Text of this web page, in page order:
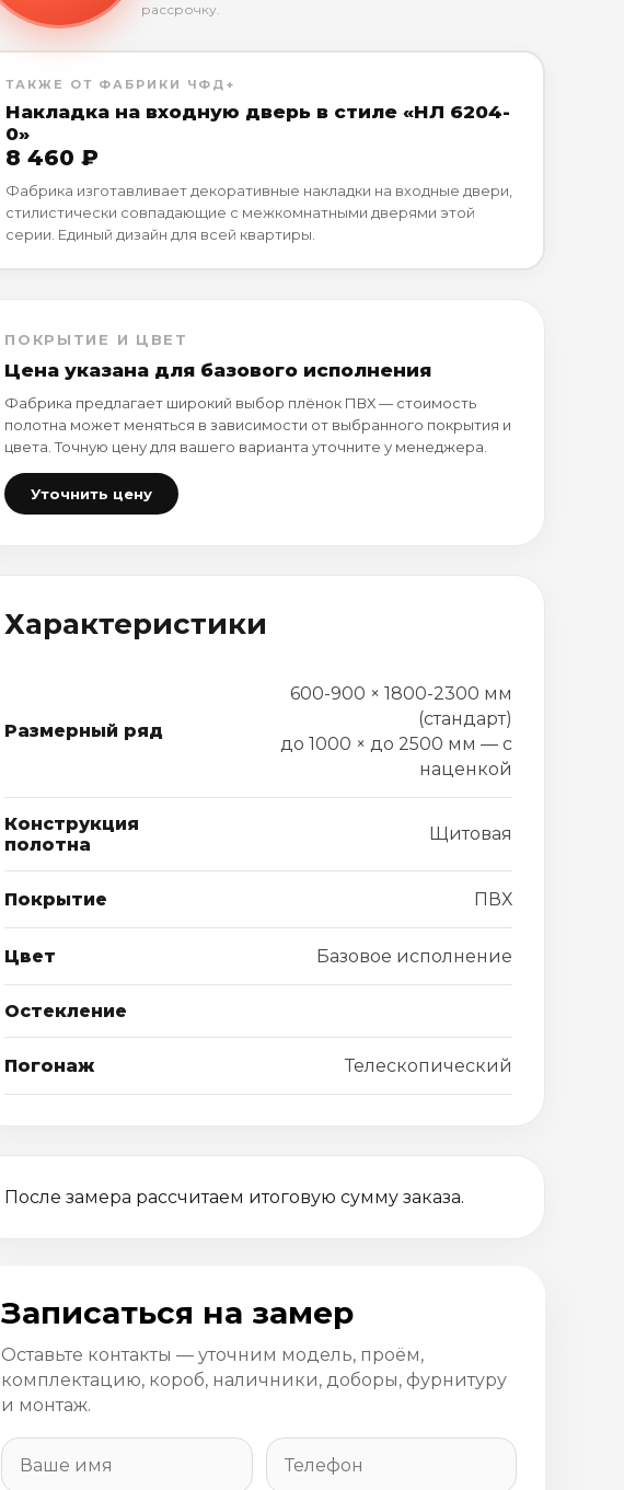
рассрочку.
ТАКЖЕ ОТ ФАБРИКИ ЧФД+
Накладка на входную дверь в стиле «НЛ 6204-
0»
8 460 ₽
Фабрика изготавливает декоративные накладки на входные двери,
стилистически совпадающие с межкомнатными дверями этой
серии. Единый дизайн для всей квартиры.
ПОКРЫТИЕ И ЦВЕТ
Цена указана для базового исполнения
Фабрика предлагает широкий выбор плёнок ПВХ — стоимость
полотна может меняться в зависимости от выбранного покрытия и
цвета. Точную цену для вашего варианта уточните у менеджера.
Уточнить цену
Характеристики
Размерный ряд
600-900 × 1800-2300 мм
(стандарт)
до 1000 × до 2500 мм — с
наценкой
Конструкция
полотна
Щитовая
Покрытие ПВХ
Цвет Базовое исполнение
Остекление
Погонаж Телескопический
После замера рассчитаем итоговую сумму заказа.
Записаться на замер
Оставьте контакты — уточним модель, проём,
комплектацию, короб, наличники, доборы, фурнитуру
и монтаж.